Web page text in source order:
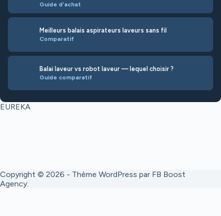
Guide d’achat
Meilleurs balais aspirateurs laveurs sans fil
Comparatif
Balai laveur vs robot laveur — lequel choisir ?
Guide comparatif
EUREKA
Copyright © 2026 - Thème WordPress par FB Boost
Agency.